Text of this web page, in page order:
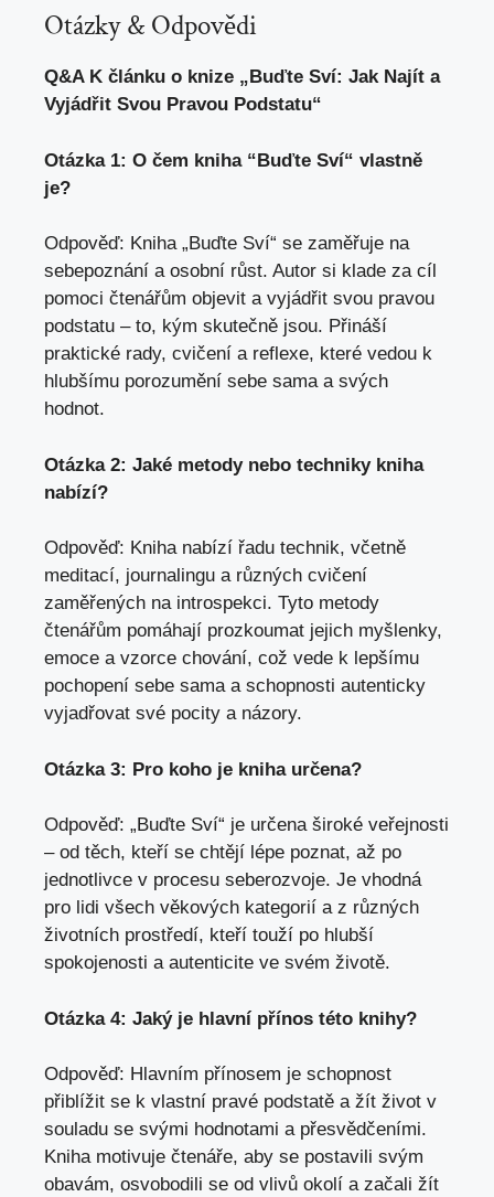
Otázky & Odpovědi
Q&A‌ K článku o knize „Buďte Sví: Jak Najít a
⁣Vyjádřit Svou Pravou Podstatu“
Otázka⁢ 1: O čem kniha ​“Buďte Sví“ vlastně
je?
Odpověď: Kniha‌ „Buďte Sví“ se zaměřuje na⁢
sebepoznání a​ osobní ‍růst. Autor si klade​ za cíl
pomoci​ čtenářům⁢ objevit a vyjádřit ‍svou⁢ pravou
‌podstatu – to, kým skutečně jsou.⁣ Přináší
praktické ⁤rady, cvičení a reflexe, ⁤které vedou k
hlubšímu porozumění sebe sama a svých
⁤hodnot.
Otázka 2: Jaké metody‍ nebo techniky kniha
nabízí?
Odpověď: Kniha ⁢nabízí řadu ⁣technik, včetně
⁤meditací, ⁣journalingu a⁢ různých cvičení
⁣zaměřených na introspekci. Tyto metody
čtenářům pomáhají⁣ prozkoumat jejich ​myšlenky,
⁣emoce a ​vzorce chování,⁣ což vede ⁢k lepšímu
pochopení sebe sama ⁤a schopnosti autenticky
vyjadřovat ⁤své pocity a názory.
Otázka 3: ‌Pro koho je kniha určena?
Odpověď: „Buďte Sví“ je určena široké veřejnosti
– ⁢od ​těch, kteří se chtějí lépe ‌poznat,​ až ‍po
jednotlivce v ‌procesu seberozvoje.‍ Je vhodná⁣
pro‌ lidi všech věkových kategorií a ⁣z ‍různých
⁢životních ⁤prostředí, kteří touží po hlubší⁤
spokojenosti a autenticite​ ve‌ svém ⁣životě.
Otázka 4: Jaký je hlavní​ přínos této knihy?
Odpověď:‍ Hlavním přínosem je schopnost
‍přiblížit se⁣ k vlastní‍ pravé podstatě ⁣a ‍žít život ⁣v
souladu se svými‌ hodnotami a přesvědčeními.
Kniha motivuje ⁢čtenáře, aby se⁢ postavili⁢ svým
obavám, osvobodili se od vlivů okolí a začali ‍žít